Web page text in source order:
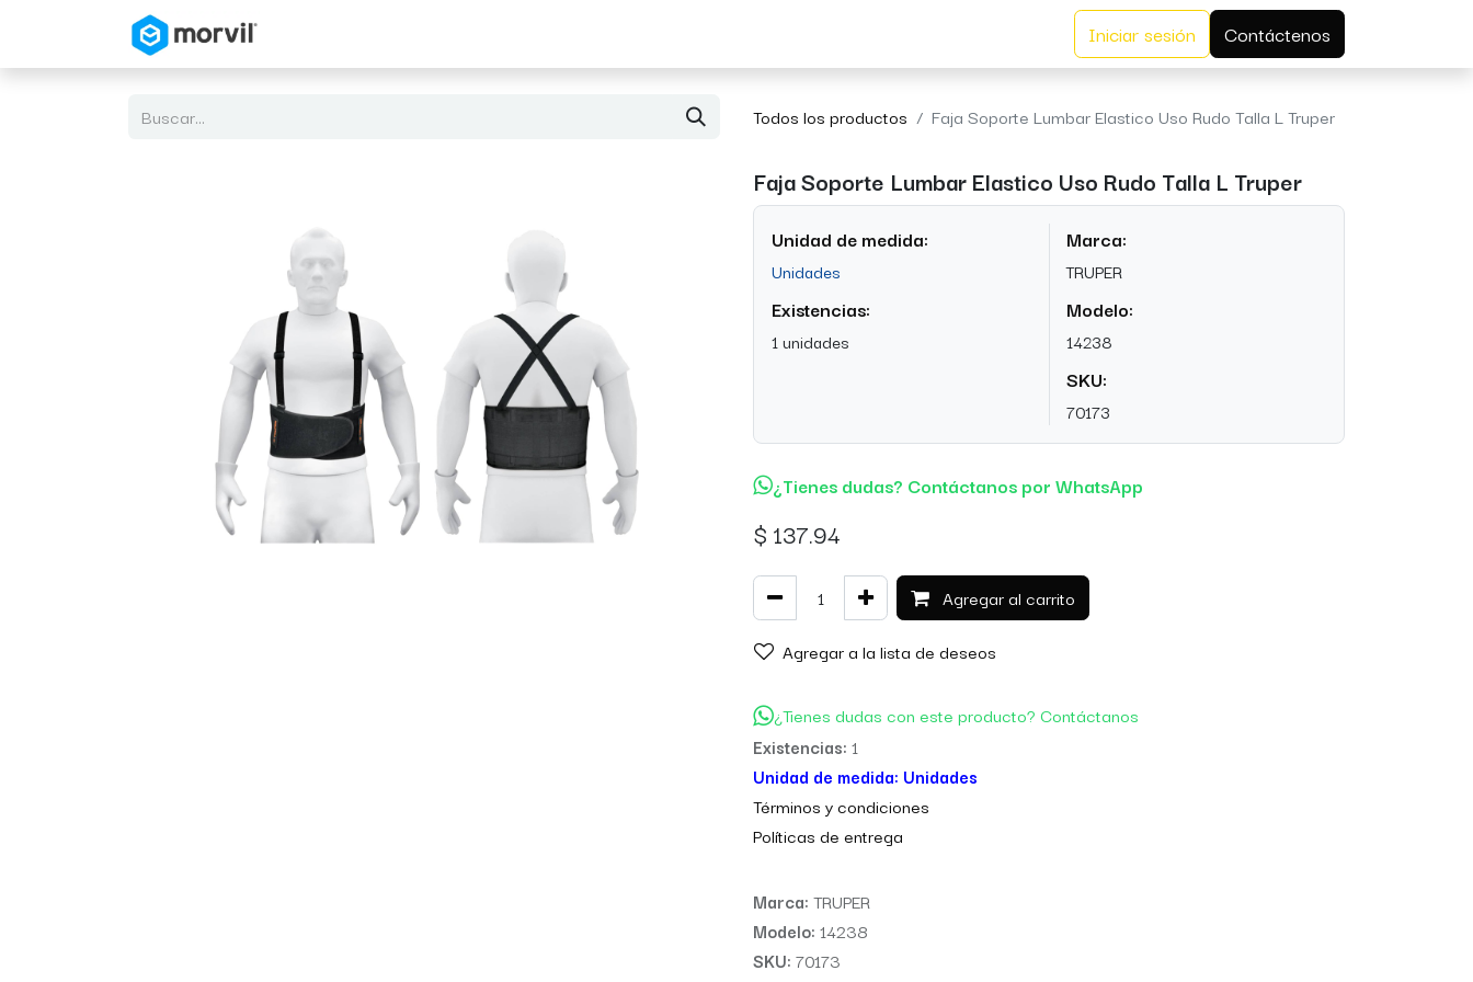
Iniciar sesión Contáctenos
Todos los productos Faja Soporte Lumbar Elastico Uso Rudo Talla L Truper
Faja Soporte Lumbar Elastico Uso Rudo Talla L Truper
Unidad de medida:
Unidades
Existencias:
1 unidades
Marca:
TRUPER
Modelo:
14238
SKU:
70173
¿Tienes dudas? Contáctanos por WhatsApp
$ 137.94
Agregar al carrito
Agregar a la lista de deseos
¿Tienes dudas con este producto? Contáctanos
Existencias: 1
Unidad de medida: Unidades
Términos y condiciones
Políticas de entrega
Marca: TRUPER
Modelo: 14238
SKU: 70173